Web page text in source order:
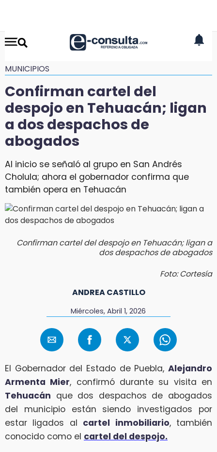
MUNICIPIOS
Confirman cartel del
despojo en Tehuacán; ligan
a dos despachos de
abogados
Al inicio se señaló al grupo en San Andrés
Cholula; ahora el gobernador confirma que
también opera en Tehuacán
Confirman cartel del despojo en Tehuacán; ligan a
dos despachos de abogados
Foto: Cortesía
ANDREA CASTILLO
Miércoles, Abril 1, 2026
El Gobernador del Estado de Puebla, Alejandro
Armenta Mier, confirmó durante su visita en
Tehuacán que dos despachos de abogados
del municipio están siendo investigados por
estar ligados al cartel inmobiliario, también
conocido como el cartel del despojo.